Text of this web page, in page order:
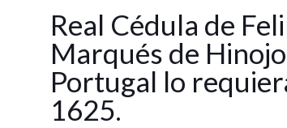
Real Cédula de
Marqués de
Portugal lo
1625.